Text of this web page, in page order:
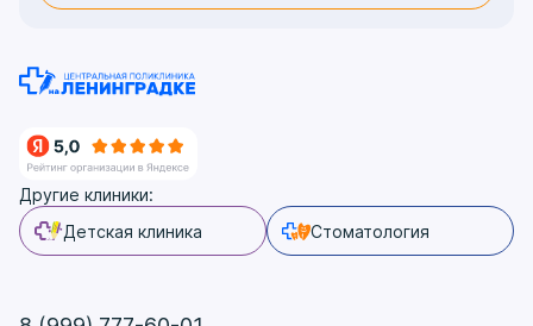
Другие клиники:
Детская клиника
Стоматология